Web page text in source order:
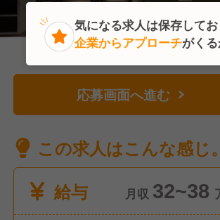
応募画面へ進む
この求人はこんな感じ。
給与
月収 32~38
気になる求人は保存してお
企業からアプローチがく